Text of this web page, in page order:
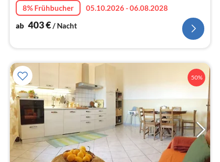
8% Frühbucher
05.10.2026 - 06.08.2028
ab 403€/ Nacht
50%